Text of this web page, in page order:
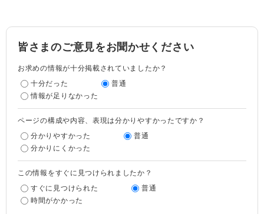
皆さまのご意見をお聞かせください
お求めの情報が十分掲載されていましたか？
十分だった
普通
情報が足りなかった
ページの構成や内容、表現は分かりやすかったですか？
分かりやすかった
普通
分かりにくかった
この情報をすぐに見つけられましたか？
すぐに見つけられた
普通
時間がかかった